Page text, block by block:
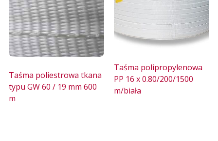
Taśma poliestrowa tkana
typu GW 60 / 19 mm 600
m
Taśma polipropylenowa
PP 16 x 0.80/200/1500
m/biała